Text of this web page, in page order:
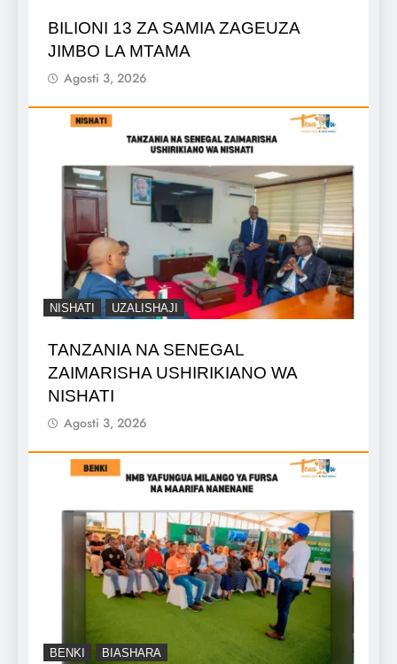
BILIONI 13 ZA SAMIA ZAGEUZA
JIMBO LA MTAMA
Agosti 3, 2026
NISHATI UZALISHAJI
TANZANIA NA SENEGAL
ZAIMARISHA USHIRIKIANO WA
NISHATI
Agosti 3, 2026
BENKI BIASHARA